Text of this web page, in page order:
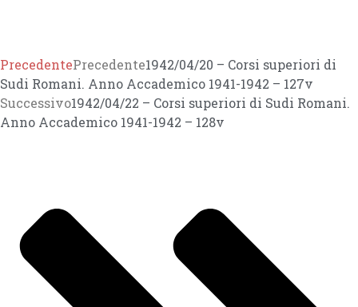
PrecedentePrecedente1942/04/20 – Corsi superiori di
Sudi Romani. Anno Accademico 1941-1942 – 127v
Successivo1942/04/22 – Corsi superiori di Sudi Romani.
Anno Accademico 1941-1942 – 128v